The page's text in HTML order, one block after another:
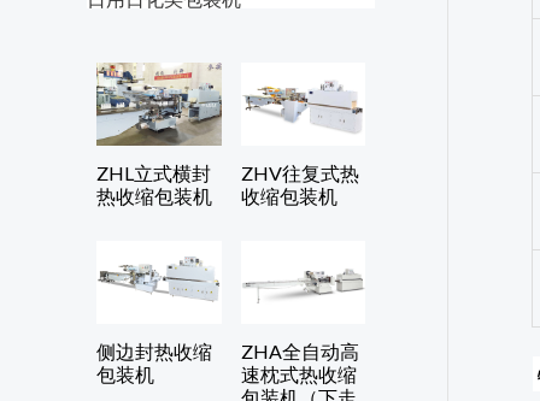
ZHL立式横封
热收缩包装机
ZHV往复式热
收缩包装机
侧边封热收缩
包装机
ZHA全自动高
速枕式热收缩
包装机（下走